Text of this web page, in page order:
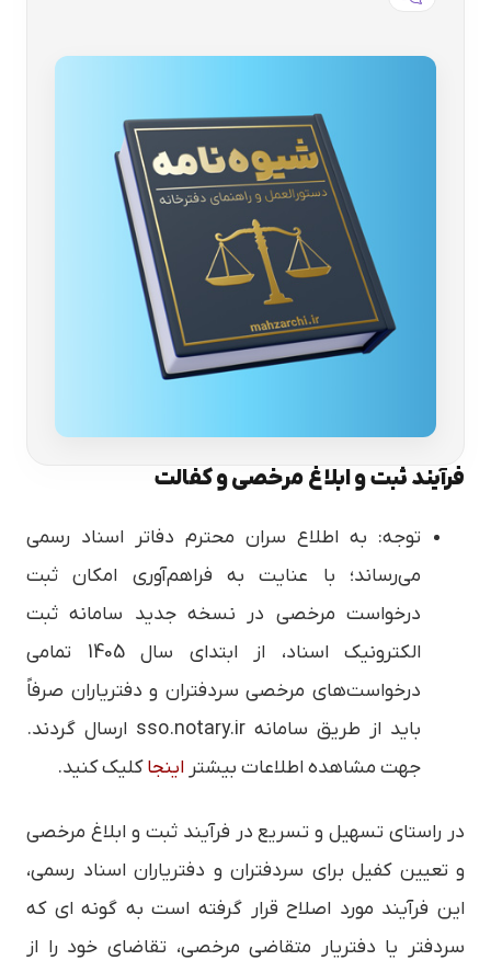
فرآیند ثبت و ابلاغ مرخصی و کفالت
توجه: به اطلاع سران محترم دفاتر اسناد رسمی
می‌رساند؛ با عنایت به فراهم‌آوری امکان ثبت
درخواست مرخصی در نسخه جدید سامانه ثبت
الکترونیک اسناد، از ابتدای سال 1405 تمامی
درخواست‌های مرخصی سردفتران و دفتریاران صرفاً
باید از طریق سامانه sso.notary.ir ارسال گردند.
جهت مشاهده اطلاعات بیشتر اینجاکلیک کنید.
در راستای تسهیل و تسریع در فرآیند ثبت و ابلاغ مرخصی
و تعیین کفیل برای سردفتران و دفتریاران اسناد رسمی،
این فرآیند مورد اصلاح قرار گرفته است به گونه ای که
سردفتر یا دفتریار متقاضی مرخصی، تقاضای خود را از